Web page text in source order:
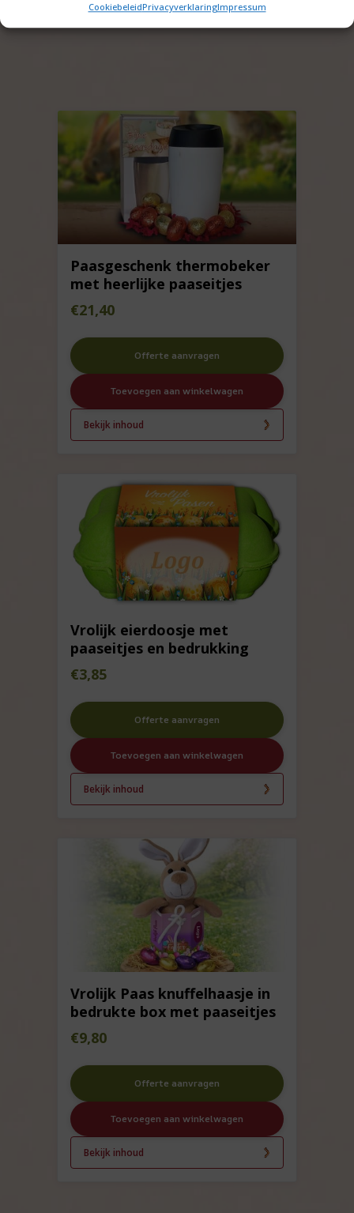
CookiebeleidPrivacyverklaringImpressum
Paasgeschenk thermobeker
met heerlijke paaseitjes
€21,40
Offerte aanvragen
Toevoegen aan winkelwagen
Bekijk inhoud
Vrolijk eierdoosje met
paaseitjes en bedrukking
€3,85
Offerte aanvragen
Toevoegen aan winkelwagen
Bekijk inhoud
Vrolijk Paas knuffelhaasje in
bedrukte box met paaseitjes
€9,80
Offerte aanvragen
Toevoegen aan winkelwagen
Bekijk inhoud